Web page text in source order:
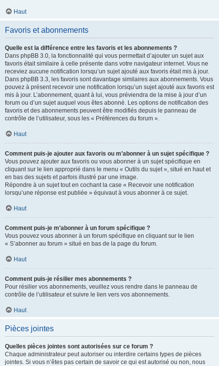
Haut
Favoris et abonnements
Quelle est la différence entre les favoris et les abonnements ?
Dans phpBB 3.0, la fonctionnalité qui vous permettait d’ajouter un sujet aux
favoris était similaire à celle présente dans votre navigateur internet. Vous ne
receviez aucune notification lorsqu’un sujet ajouté aux favoris était mis à jour.
Dans phpBB 3.3, les favoris sont davantage similaires aux abonnements. Vous
pouvez à présent recevoir une notification lorsqu’un sujet ajouté aux favoris est
mis à jour. L’abonnement, quant à lui, vous préviendra de la mise à jour d’un
forum ou d’un sujet auquel vous êtes abonné. Les options de notification des
favoris et des abonnements peuvent être modifiés depuis le panneau de
contrôle de l’utilisateur, sous les « Préférences du forum ».
Haut
Comment puis-je ajouter aux favoris ou m’abonner à un sujet spécifique ?
Vous pouvez ajouter aux favoris ou vous abonner à un sujet spécifique en
cliquant sur le lien approprié dans le menu « Outils du sujet », situé en haut et
en bas des sujets et parfois illustré par une image.
Répondre à un sujet tout en cochant la case « Recevoir une notification
lorsqu’une réponse est publiée » équivaut à vous abonner à ce sujet.
Haut
Comment puis-je m’abonner à un forum spécifique ?
Vous pouvez vous abonner à un forum spécifique en cliquant sur le lien
« S’abonner au forum » situé en bas de la page du forum.
Haut
Comment puis-je résilier mes abonnements ?
Pour résilier vos abonnements, veuillez vous rendre dans le panneau de
contrôle de l’utilisateur et suivre le lien vers vos abonnements.
Haut
Pièces jointes
Quelles pièces jointes sont autorisées sur ce forum ?
Chaque administrateur peut autoriser ou interdire certains types de pièces
jointes. Si vous n’êtes pas certain de savoir ce qui est autorisé ou non, nous